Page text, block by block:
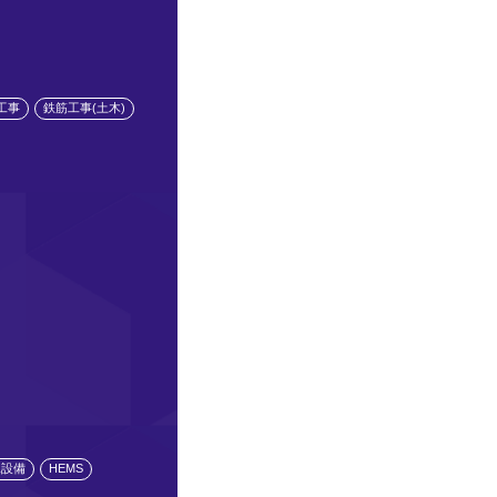
事 鉄筋工事(土木)
備 HEMS